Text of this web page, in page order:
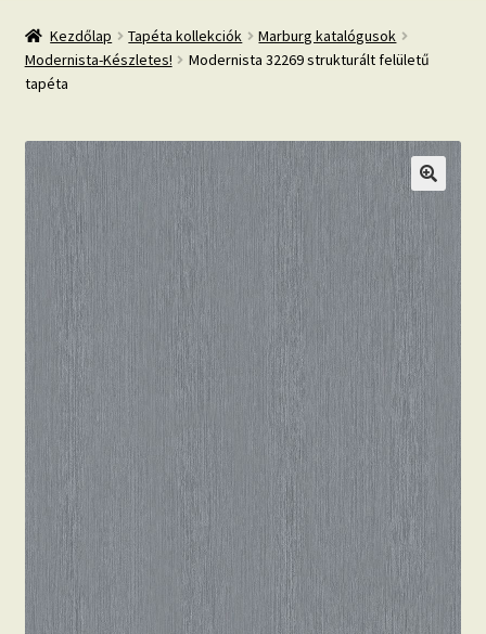
Népszerű tapéták
Tapéta BLOG
Mi az a fotótapéta?
Tapétázási tanácsok
Beton hatású tapéták
Kapcsolat
Kezdőlap Tapéta kollekciók
Marburg katalógusok
Modernista-Készletes!
Modernista 32269 strukturált felületű
tapéta